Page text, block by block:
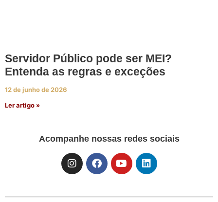
Servidor Público pode ser MEI?
Entenda as regras e exceções
12 de junho de 2026
Ler artigo »
Acompanhe nossas redes sociais